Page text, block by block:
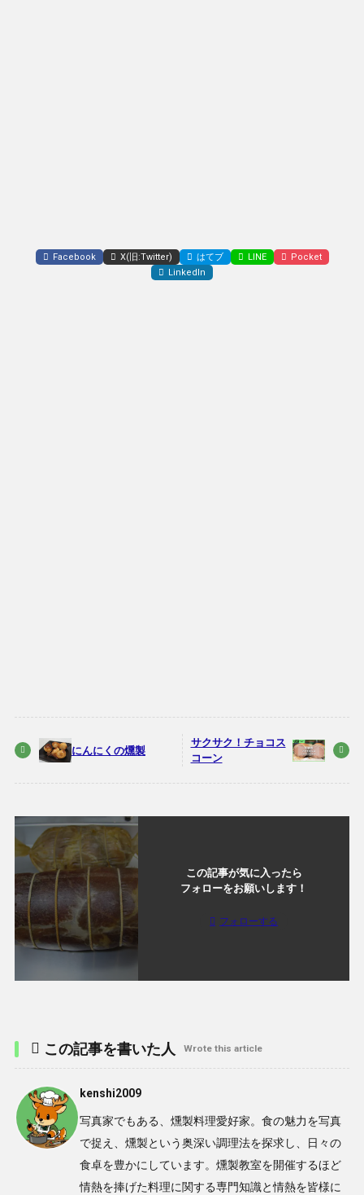
Facebook X(旧:Twitter) はてブ LINE
Pocket
LinkedIn
にんにくの燻製
サクサク！チョコス
コーン
この記事が気に入ったら
フォローをお願いします！
フォローする
この記事を書いた人 Wrote this article
kenshi2009
写真家でもある、燻製料理愛好家。食の魅力を写真
で捉え、燻製という奥深い調理法を探求し、日々の
食卓を豊かにしています。燻製教室を開催するほど
情熱を捧げた料理に関する専門知識と情熱を皆様に